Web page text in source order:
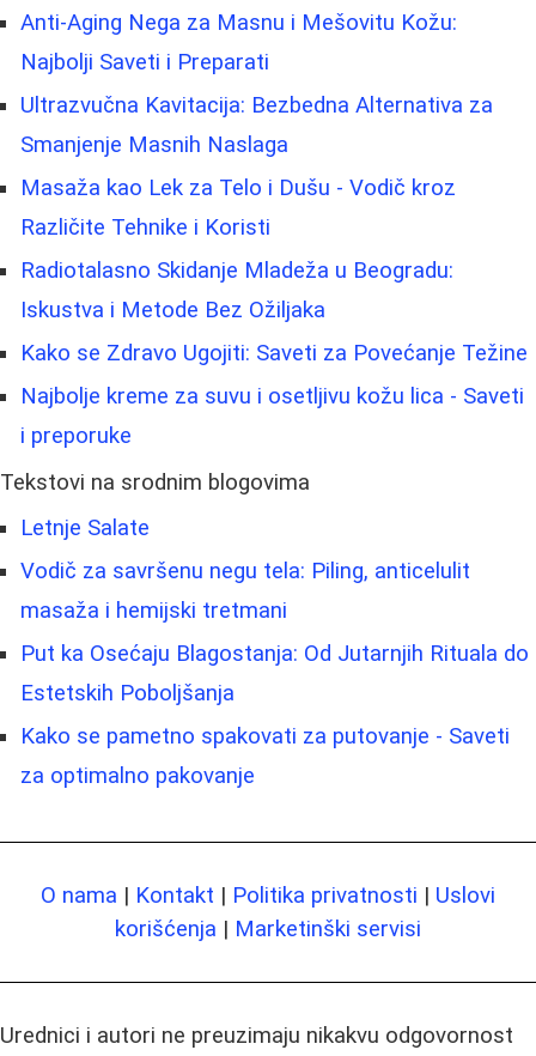
Anti-Aging Nega za Masnu i Mešovitu Kožu:
Najbolji Saveti i Preparati
Ultrazvučna Kavitacija: Bezbedna Alternativa za
Smanjenje Masnih Naslaga
Masaža kao Lek za Telo i Dušu - Vodič kroz
Različite Tehnike i Koristi
Radiotalasno Skidanje Mladeža u Beogradu:
Iskustva i Metode Bez Ožiljaka
Kako se Zdravo Ugojiti: Saveti za Povećanje Težine
Najbolje kreme za suvu i osetljivu kožu lica - Saveti
i preporuke
Tekstovi na srodnim blogovima
Letnje Salate
Vodič za savršenu negu tela: Piling, anticelulit
masaža i hemijski tretmani
Put ka Osećaju Blagostanja: Od Jutarnjih Rituala do
Estetskih Poboljšanja
Kako se pametno spakovati za putovanje - Saveti
za optimalno pakovanje
O nama | Kontakt | Politika privatnosti | Uslovi
korišćenja | Marketinški servisi
Urednici i autori ne preuzimaju nikakvu odgovornost